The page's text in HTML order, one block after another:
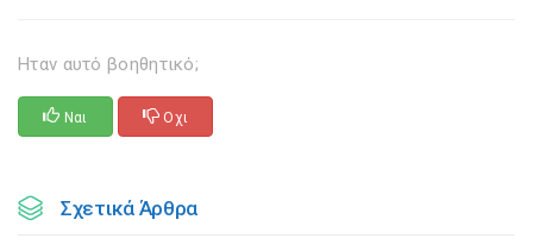
Ηταν αυτό βοηθητικό;
Ναι Οχι
Σχετικά Άρθρα